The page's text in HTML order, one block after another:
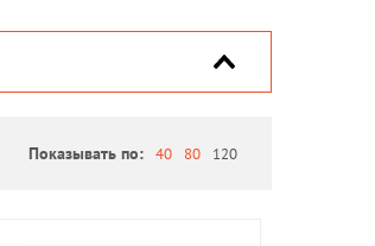
Показывать по: 40 80 120